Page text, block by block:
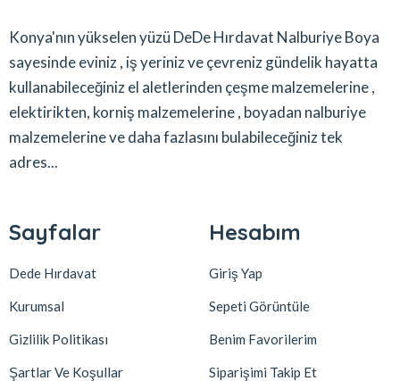
Konya'nın yükselen yüzü DeDe Hırdavat Nalburiye Boya
sayesinde eviniz , iş yeriniz ve çevreniz gündelik hayatta
kullanabileceğiniz el aletlerinden çeşme malzemelerine ,
elektirikten, korniş malzemelerine , boyadan nalburiye
malzemelerine ve daha fazlasını bulabileceğiniz tek
adres...
Sayfalar
Dede Hırdavat
Kurumsal
Gizlilik Politikası
Şartlar Ve Koşullar
Hesabım
Giriş Yap
Sepeti Görüntüle
Benim Favorilerim
Siparişimi Takip Et